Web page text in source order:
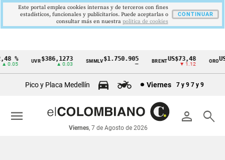
Cintillo
económicos
Colombia
%
0.05
UVR$386,1273
▲ 0.03
SMMLV$1.750.905 BRENTUS$73,48
▼ 1.12
ORO
Pico y Placa Medellín Viernes 7 y 9 7 y 9
person search
Viernes, 7 de Agosto de 2026
menu
Este portal emplea cookies internas y de terceros con fines
estadísticos, funcionales y publicitarios. Puede aceptarlas o
consultar más en nuestra politica de cookies
CONTINUAR